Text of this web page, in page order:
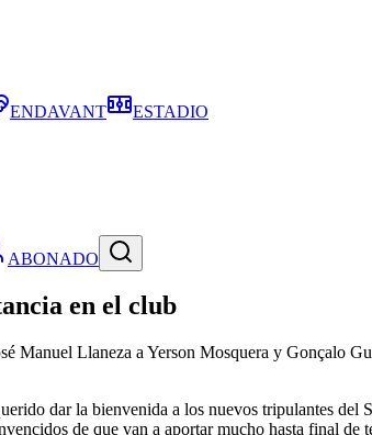
ABONADO
ENDAVANT ESTADIO
en el club
Manuel Llaneza a Yerson Mosquera y Gonçalo
dar la bienvenida a los nuevos tripulantes del
de que van a aportar mucho hasta final de